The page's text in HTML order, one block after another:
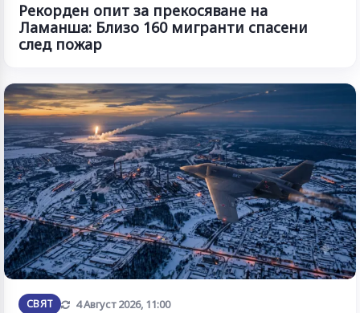
Рекорден опит за прекосяване на
Ламанша: Близо 160 мигранти спасени
след пожар
СВЯТ Обновена
4 Август 2026, 11:00